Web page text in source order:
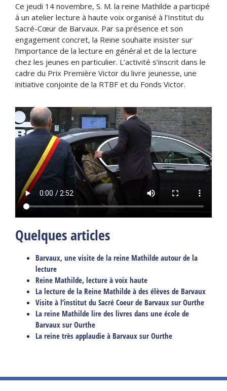
Ce jeudi 14 novembre, S. M. la reine Mathilde a participé
à un atelier lecture à haute voix organisé à l’Institut du
Sacré-Cœur de Barvaux. Par sa présence et son
engagement concret, la Reine souhaite insister sur
l’importance de la lecture en général et de la lecture
chez les jeunes en particulier. L’activité s’inscrit dans le
cadre du Prix Première Victor du livre jeunesse, une
initiative conjointe de la RTBF et du Fonds Victor.
Quelques articles
Barvaux, une visite de la reine Mathilde autour de la
lecture
Reine Mathilde, lecture à voix haute
La lecture de la Reine Mathilde à des élèves de Barvaux
Visite à l’institut du Sacré Coeur de Barvaux sur Ourthe
La reine Mathilde lire des livres dans une école de
Barvaux sur Ourthe
La reine très applaudie à Barvaux sur Ourthe